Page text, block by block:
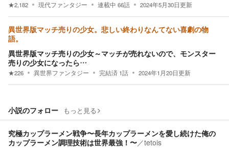
★2,182 現代ファンタジー 連載中 66話 2024年5月30日更新
異世界版マッチ売りの少女。悲しい終わりなんてない喜劇の物
語。
異世界版マッチ売りの少女～マッチが売れないので、モンスター
売りの少女になったら…
★226 異世界ファンタジー 完結済 1話 2024年1月20日更新
小説のフォロー もっと見る
究極カップラーメン戦争〜長年カップラーメンを愛し続けた俺の
カップラーメン調理技術は世界最強！〜／tetois